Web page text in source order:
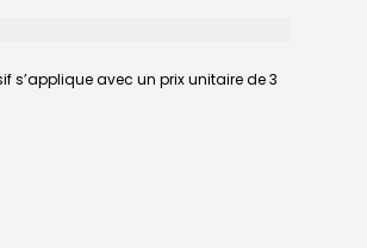
s’applique avec un prix unitaire de 3